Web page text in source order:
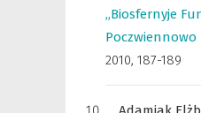
„Biosfernyje
Poczwiennowo
2010, 187-189